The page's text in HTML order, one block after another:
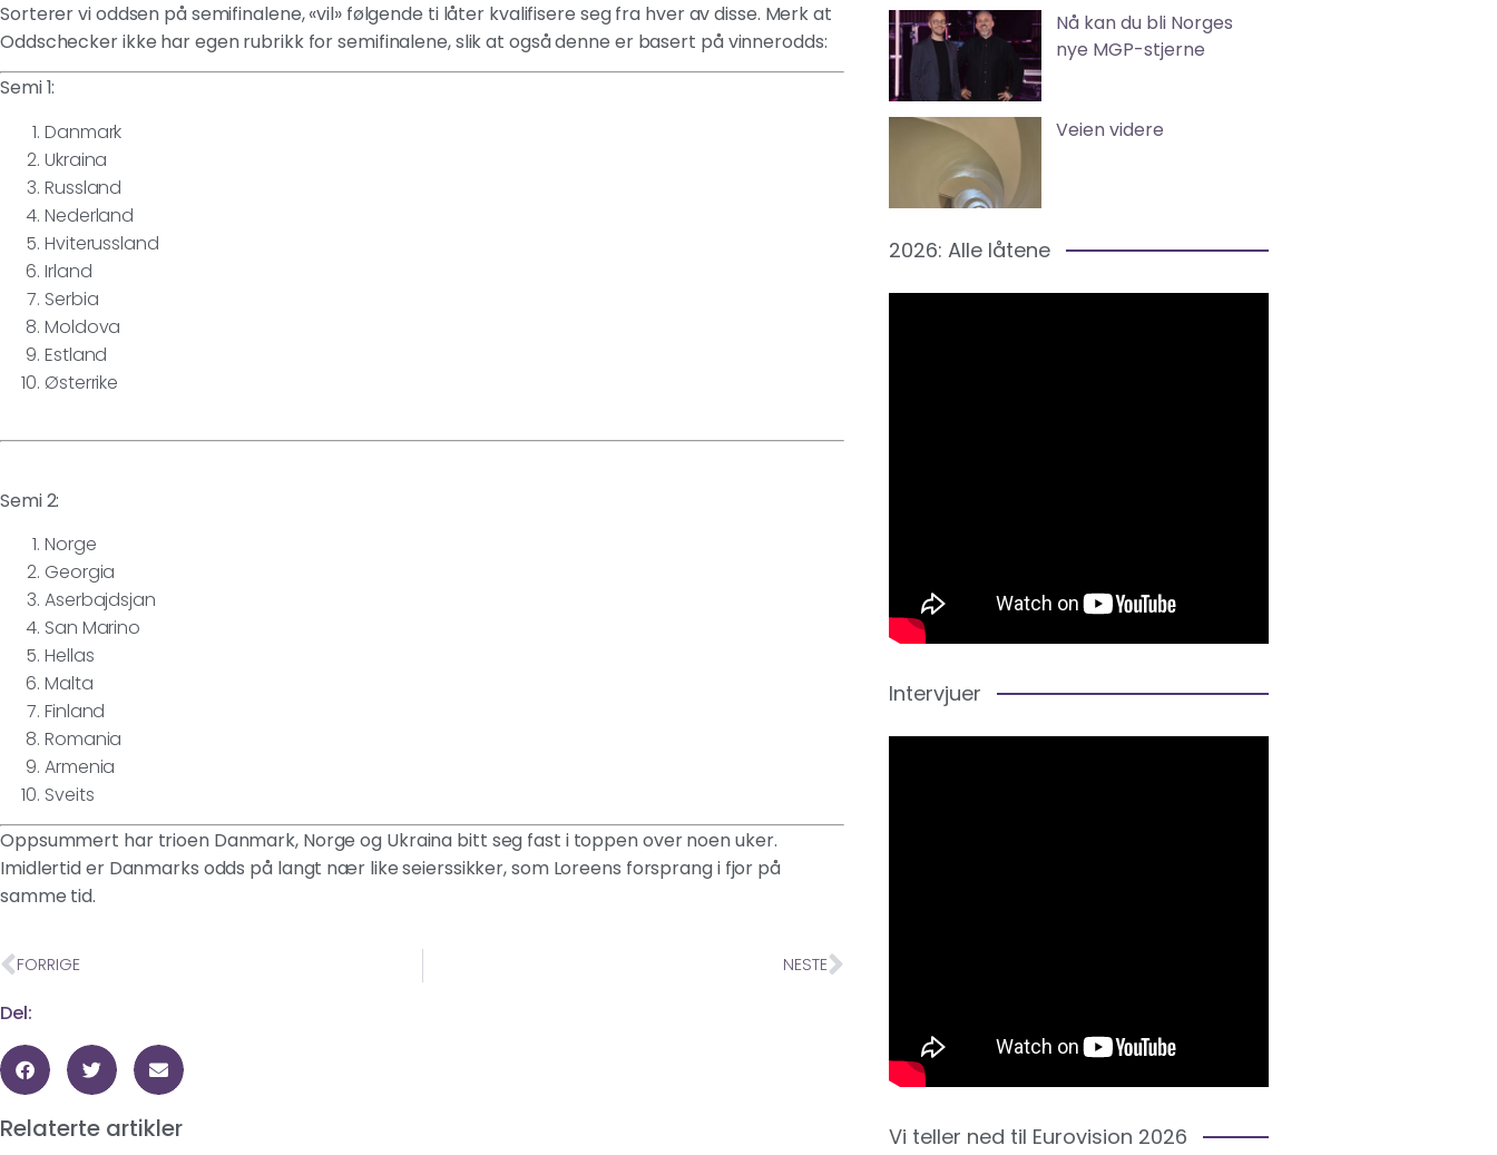
Sorterer vi oddsen på semifinalene, «vil» følgende ti låter kvalifisere seg fra hver av disse. Merk at
Oddschecker ikke har egen rubrikk for semifinalene, slik at også denne er basert på vinnerodds:
Semi 1:
Danmark
Ukraina
Russland
Nederland
Hviterussland
Irland
Serbia
Moldova
Estland
Østerrike
Semi 2:
Norge
Georgia
Aserbajdsjan
San Marino
Hellas
Malta
Finland
Romania
Armenia
Sveits
Oppsummert har trioen Danmark, Norge og Ukraina bitt seg fast i toppen over noen uker.
Imidlertid er Danmarks odds på langt nær like seierssikker, som Loreens forsprang i fjor på
samme tid.
FORRIGE NESTE
Del:
Relaterte artikler
Nå kan du bli Norges
nye MGP-stjerne
Veien videre
2026: Alle låtene
Intervjuer
Vi teller ned til Eurovision 2026